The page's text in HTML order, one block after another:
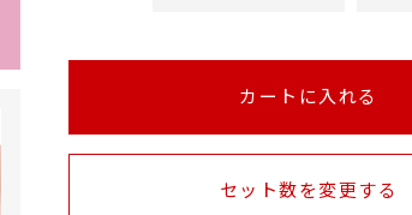
カートに入れる
セット数を変更する